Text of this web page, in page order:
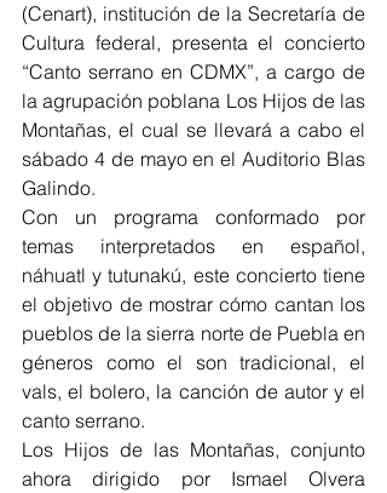
(Cenart), institución de la Secretaría de
Cultura federal, presenta el concierto
“Canto serrano en CDMX”, a cargo de
la agrupación poblana Los Hijos de las
Montañas, el cual se llevará a cabo el
sábado 4 de mayo en el Auditorio Blas
Galindo.
Con un programa conformado por
temas interpretados en español,
náhuatl y tutunakú, este concierto tiene
el objetivo de mostrar cómo cantan los
pueblos de la sierra norte de Puebla en
géneros como el son tradicional, el
vals, el bolero, la canción de autor y el
canto serrano.
Los Hijos de las Montañas, conjunto
ahora dirigido por Ismael Olvera